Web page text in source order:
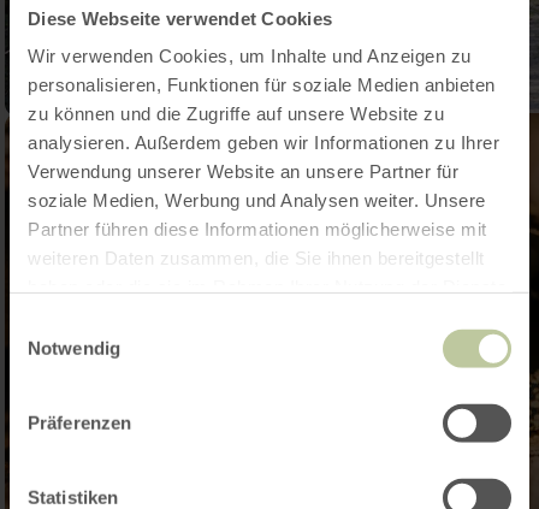
Diese Webseite verwendet Cookies
Wir verwenden Cookies, um Inhalte und Anzeigen zu
personalisieren, Funktionen für soziale Medien anbieten
zu können und die Zugriffe auf unsere Website zu
analysieren. Außerdem geben wir Informationen zu Ihrer
Verwendung unserer Website an unsere Partner für
soziale Medien, Werbung und Analysen weiter. Unsere
Partner führen diese Informationen möglicherweise mit
weiteren Daten zusammen, die Sie ihnen bereitgestellt
Notwendig
Präferenzen
Statistiken